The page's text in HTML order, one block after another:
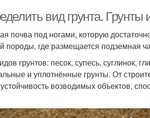
вид грунта. Грунты
почва под ногами, которую
породы, где размещается подземная
грунтов: песок, супесь, суглинок,
и уплотнённые грунты. От
возводимых объектов,